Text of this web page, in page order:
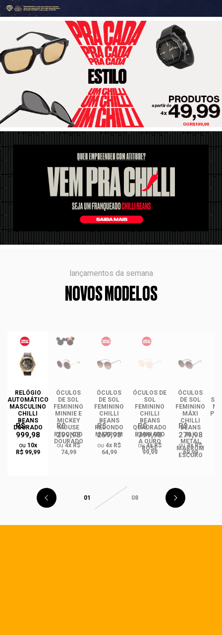
lançamentos da semana
NOVOS MODELOS
RELÓGIO
AUTOMÁTICO
MASCULINO
CHILLI
BEANS
DOURADO
R$
999,98
ou 10x
R$ 99,99
ÓCULOS
DE SOL
FEMININO
MINNIE E
MICKEY
MOUSE
REDONDO
DOURADO
R$
299,98
ou4x R$
74,99
ÓCULOS
DE SOL
FEMININO
CHILLI
BEANS
REDONDO
MARROM
R$
259,98
ou 4x R$
64,99
ÓCULOS DE
SOL
FEMININO
CHILLI
BEANS
QUADRADO
BANHADO
A OURO
ROSÉ
R$
399,98
ou4x R$
99,99
ÓCULOS
DE SOL
FEMININO
MÁXI
CHILLI
BEANS
BLK
METAL
MARROM
ESCURO
R$
279,98
ou4x R$
69,99
01 08